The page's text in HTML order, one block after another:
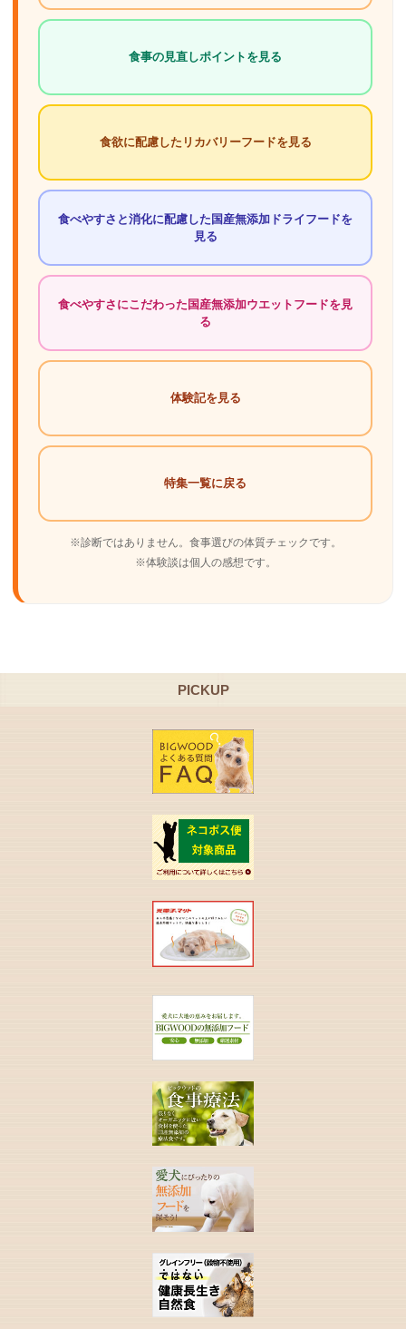
食事の見直しポイントを見る
食欲に配慮したリカバリーフードを見る
食べやすさと消化に配慮した国産無添加ドライフードを
見る
食べやすさにこだわった国産無添加ウエットフードを見
る
体験記を見る
特集一覧に戻る
※診断ではありません。食事選びの体質チェックです。
※体験談は個人の感想です。
PICKUP